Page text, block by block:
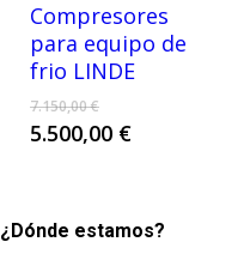
Compresores
para equipo de
frio LINDE
7.150,00€El
precio
5.500,00 €El
5.500,00 €.
¿Dónde estamos?